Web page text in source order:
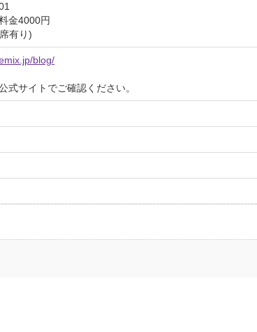
金4000円
有り)
blog/
式サイトでご確認ください。